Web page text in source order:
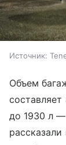
Источник:
Объем
до 1930 л